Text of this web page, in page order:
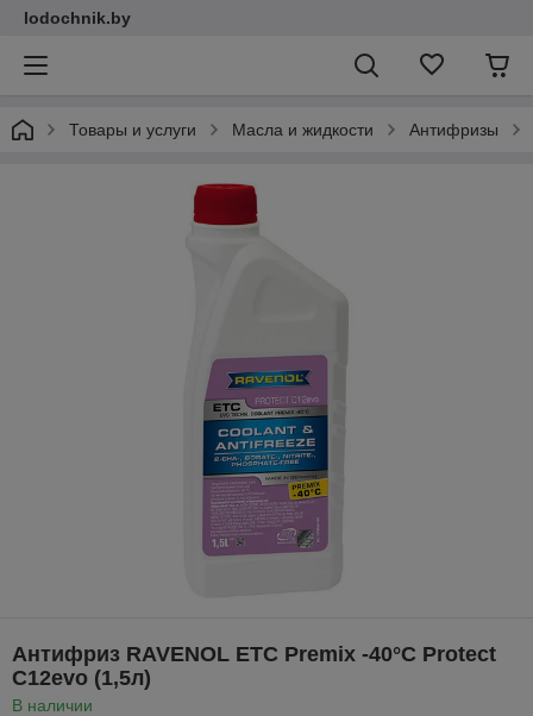
lodochnik.by
Товары и услуги Масла и жидкости Антифризы
Антифриз RAVENOL ETC Premix -40°C Protect
C12evo (1,5л)
В наличии